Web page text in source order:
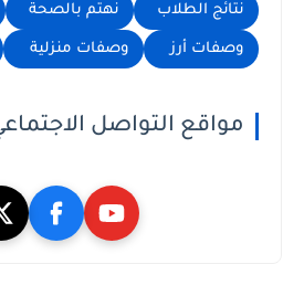
نتائج الطلاب نهتم بالصحة
وصفات أرز وصفات منزلية
مواقع التواصل